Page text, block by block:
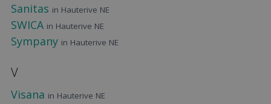
Sanitas in Hauterive NE
SWICA in Hauterive NE
Sympany in Hauterive NE
V
Visana in Hauterive NE